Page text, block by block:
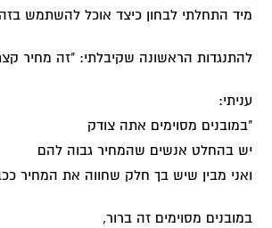
מיד התחלתי לבחון כיצד אוכל להשתמש
להתנגדות הראשונה שקיבלתי: "זה מחיר
עניתי:
"במובנים מסוימים אתה צודק
יש בהחלט אנשים שהמחיר גבוה להם
ואני מבין שיש בך חלק שחווה את המחיר
במובנים מסוימים זה ברור,